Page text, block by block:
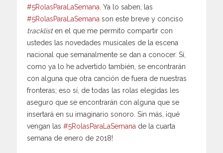
#5RolasParaLaSemana . Ya lo saben, las
#5RolasParaLaSemana son este breve y conciso
tracklisten el que me permito compartir con
ustedes las novedades musicales de la escena
nacional que semanalmente se dan a conocer. Sí,
como ya lo he advertido también, se encontrarán
con alguna que otra canción de fuera de nuestras
fronteras; eso sí, de todas las rolas elegidas les
aseguro que se encontrarán con alguna que se
insertará en su imaginario sonoro. Sin más, ¡qué
vengan las #5RolasParaLaSemana de la cuarta
semana de enero de 2018!